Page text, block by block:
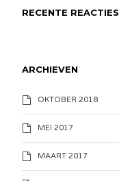
RECENTE REACTIES
ARCHIEVEN
OKTOBER 2018
MEI 2017
MAART 2017